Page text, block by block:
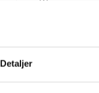
Detaljer
27 W
1 stk.